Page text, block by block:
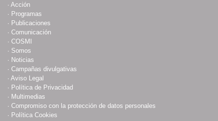
· Acción
· Programas
· Publicaciones
· Comunicación
· COSMI
· Somos
· Noticias
· Campañas divulgativas
· Aviso Legal
· Política de Privacidad
· Multimedias
· Compromiso con la protección de datos personales
· Política Cookies